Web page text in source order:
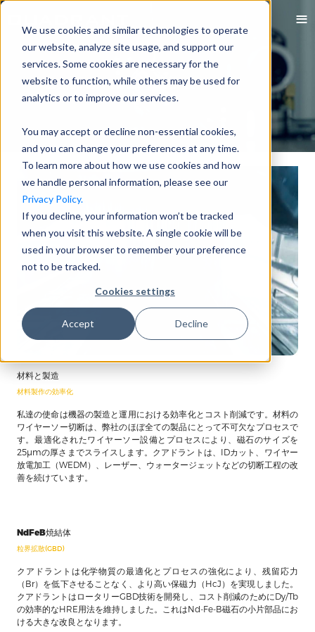
We use cookies and similar technologies to operate
our website, analyze site usage, and support our
services. Some cookies are necessary for the
website to function, while others may be used for
analytics or to improve our services.
You may accept or decline non-essential cookies,
and you can change your preferences at any time.
To learn more about how we use cookies and how
we handle personal information, please see our
Privacy Policy.
If you decline, your information won’t be tracked
when you visit this website. A single cookie will be
used in your browser to remember your preference
not to be tracked.
Cookies settings
Accept Decline
材料と製造
材料製作の効率化
私達の使命は機器の製造と運用における効率化とコスト削減です。材料の
ワイヤーソー切断は、弊社のほぼ全ての製品にとって不可欠なプロセスで
す。最適化されたワイヤーソー設備とプロセスにより、磁石のサイズを
25μmの厚さまでスライスします。クアドラントは、IDカット、ワイヤー
放電加工（WEDM）、レーザー、ウォータージェットなどの切断工程の改
善を続けています。
NdFeB焼結体
粒界拡散(GBD)
クアドラントは化学物質の最適化とプロセスの強化により、残留応力
（Br）を低下させることなく、より高い保磁力（HcJ）を実現しました。
クアドラントはロータリーGBD技術を開発し、コスト削減のためにDy/Tb
の効率的なHRE用法を維持しました。これはNd-Fe-B磁石の小片部品にお
ける大きな改良となります。